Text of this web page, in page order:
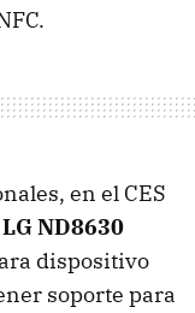
en el CES
LG ND8630
dispositivo
soporte para